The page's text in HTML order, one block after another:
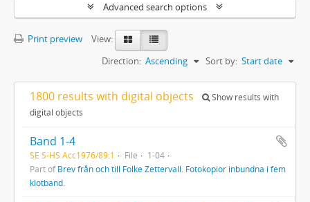
Advanced search options
Print preview
View:
Sort by: Start date
Direction: Ascending
1800 results with digital objects
Show results with
digital objects
Band 1-4
SE S-HS Acc1976/89:1 File
1-04
Part ofBrev från och till Folke Zettervall. Fotokopior inbundna i fem
klotband.